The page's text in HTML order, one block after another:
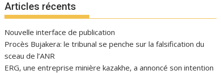
Articles récents
Nouvelle interface de publication
Procès Bujakera: le tribunal se penche sur la falsification du
sceau de l’ANR
ERG, une entreprise minière kazakhe, a annoncé son intention